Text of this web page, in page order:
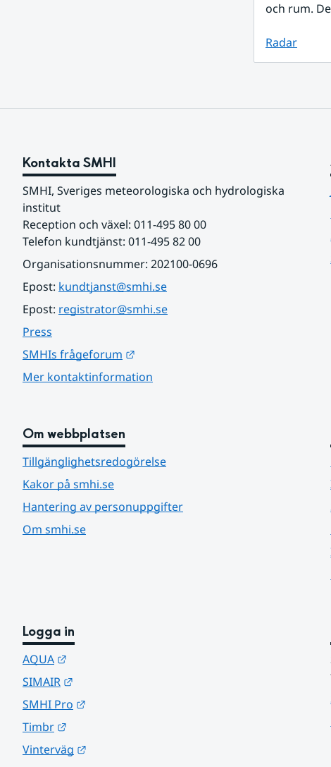
och rum.
Radar
Kontakta SMHI
SMHI, Sveriges meteorologiska och hydrologiska
institut
Reception och växel: 011-495 80 00
Telefon kundtjänst: 011-495 82 00
Organisationsnummer: 202100-0696
Epost: kundtjanst@smhi.se
Epost: registrator@smhi.se
Press
SMHIs frågeforum
Mer kontaktinformation
Om webbplatsen
Tillgänglighetsredogörelse
Kakor på smhi.se
Hantering av personuppgifter
Om smhi.se
Logga in
AQUA
SIMAIR
SMHI Pro
Timbr
Vinterväg